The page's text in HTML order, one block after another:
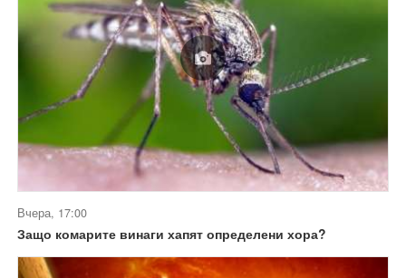
Вчера, 17:00
Защо комарите винаги хапят определени хора?